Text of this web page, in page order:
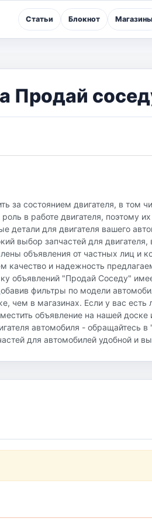
Статьи Блокнот Магазины
Продай
за состоянием двигателя, в том
в работе двигателя, поэтому
для двигателя вашего
выбор запчастей для
объявления от частных лиц и
качество и надежность
объявлений "Продай Соседу"
фильтры по модели
чем в магазинах. Если у вас есть
объявление на нашей доске
автомобиля - обращайтесь
для автомобилей удобной и